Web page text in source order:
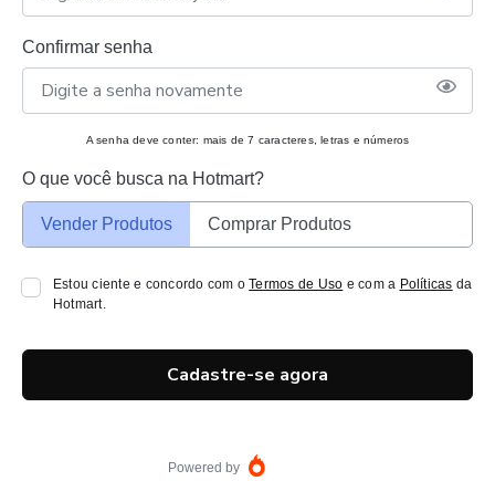
Confirmar senha
A senha deve conter: mais de 7 caracteres, letras e números
O que você busca na Hotmart?
Vender Produtos Comprar Produtos
Estou ciente e concordo com oTermos de Uso e com a Políticas da
Hotmart.
Cadastre-se agora
Powered by